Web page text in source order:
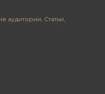
аудитории Статьи